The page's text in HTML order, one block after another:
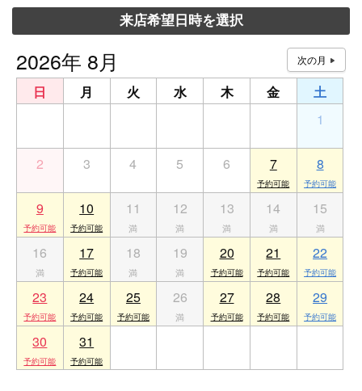
来店希望日時を選択
2026年 8月
日 月 火 水 木 金
土
1
2 3 4 5 6 7 8
9 10 11 12 13 14 15
16 17 18 19 20 21 22
23 24 25 26 27 28 29
30 31